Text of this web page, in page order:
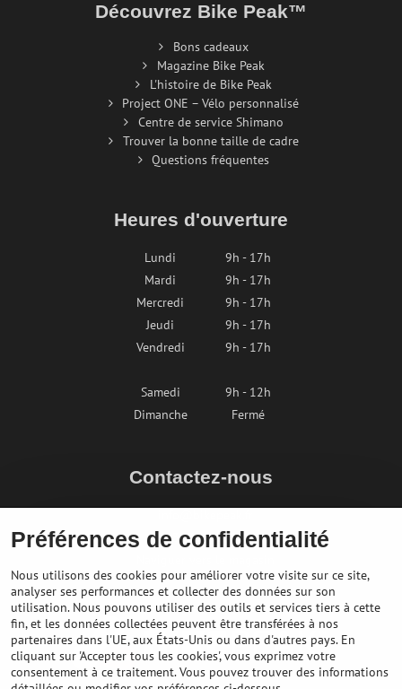
Découvrez Bike Peak™
Bons cadeaux
Magazine Bike Peak
L'histoire de Bike Peak
Project ONE – Vélo personnalisé
Centre de service Shimano
Trouver la bonne taille de cadre
Questions fréquentes
Heures d'ouverture
Lundi
9h - 17h
Mardi
9h - 17h
Mercredi
9h - 17h
Jeudi
9h - 17h
Vendredi
9h - 17h
Samedi
9h - 12h
Dimanche
Fermé
Contactez-nous
+436764858804
Préférences de confidentialité
Nous utilisons des cookies pour améliorer votre visite sur ce site,
analyser ses performances et collecter des données sur son
utilisation. Nous pouvons utiliser des outils et services tiers à cette
fin, et les données collectées peuvent être transférées à nos
partenaires dans l'UE, aux États-Unis ou dans d'autres pays. En
cliquant sur 'Accepter tous les cookies', vous exprimez votre
consentement à ce traitement. Vous pouvez trouver des informations